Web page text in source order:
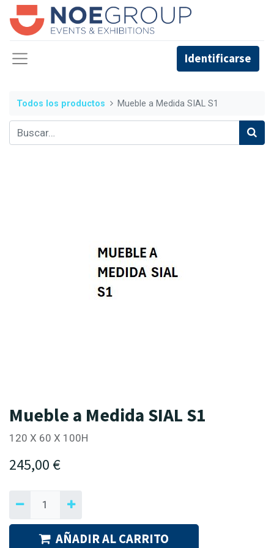
Identificarse
Todos los productos Mueble a Medida SIAL S1
Mueble a Medida SIAL S1
120 X 60 X 100H
245,00 €
AÑADIR AL CARRITO